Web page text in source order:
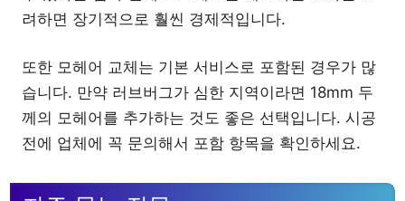
려하면 장기적으로 훨씬 경제적입니다.
또한 모헤어 교체는 기본 서비스로 포함된 경우가 많
습니다. 만약 러브버그가 심한 지역이라면 18mm 두
께의 모헤어를 추가하는 것도 좋은 선택입니다. 시공
전에 업체에 꼭 문의해서 포함 항목을 확인하세요.